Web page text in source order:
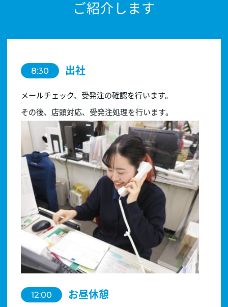
ご紹介します
8:30 出社
メールチェック、受発注の確認を行います。
その後、店頭対応、受発注処理を行います。
12:00 お昼休憩